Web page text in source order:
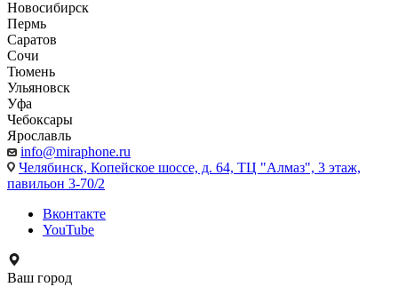
Новосибирск
Пермь
Саратов
Сочи
Тюмень
Ульяновск
Уфа
Чебоксары
Ярославль
info@miraphone.ru
Челябинск, Копейское шоссе, д. 64, ТЦ "Алмаз", 3 этаж,
павильон 3-70/2
Вконтакте
YouTube
Ваш город